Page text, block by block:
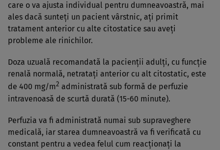
care o va ajusta individual pentru dumneavoastră, mai
ales dacă sunteţi un pacient vârstnic, aţi primit
tratament anterior cu alte citostatice sau aveţi
probleme ale rinichilor.
Doza uzuală recomandată la pacienţii adulţi, cu funcţie
renală normală, netrataţi anterior cu alt citostatic, este
de 400 mg/m2 administrată sub formă de perfuzie
intravenoasă de scurtă durată (15-60 minute).
Perfuzia va fi administrată numai sub supraveghere
medicală, iar starea dumneavoastră va fi verificată cu
constant pentru a vedea felul cum reacţionaţi la